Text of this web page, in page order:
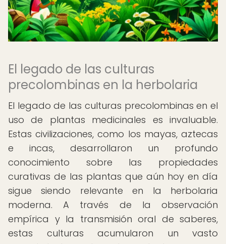
El legado de las culturas
precolombinas en la herbolaria
El legado de las culturas precolombinas en el
uso de plantas medicinales es invaluable.
Estas civilizaciones, como los mayas, aztecas
e incas, desarrollaron un profundo
conocimiento sobre las propiedades
curativas de las plantas que aún hoy en día
sigue siendo relevante en la herbolaria
moderna. A través de la observación
empírica y la transmisión oral de saberes,
estas culturas acumularon un vasto